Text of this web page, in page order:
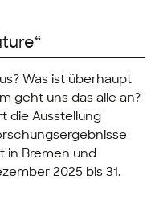
Was ist überhaupt
geht uns das alle an?
die Ausstellung
in Bremen und
2025 bis 31.